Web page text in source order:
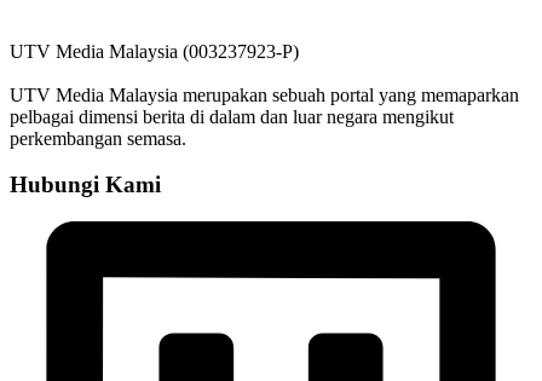
UTV Media Malaysia (003237923-P)
UTV Media Malaysia merupakan sebuah portal yang memaparkan
pelbagai dimensi berita di dalam dan luar negara mengikut
perkembangan semasa.
Hubungi Kami